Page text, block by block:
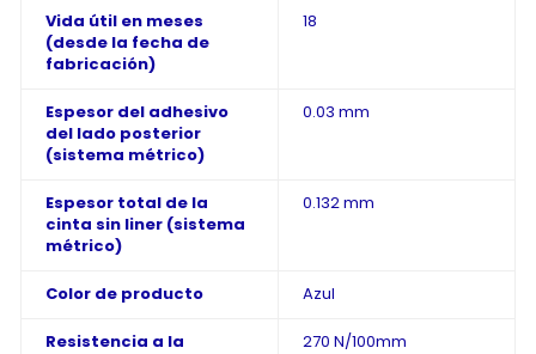
Vida útil en meses
(desde la fecha de
fabricación)
18
Espesor del adhesivo
del lado posterior
(sistema métrico)
0.03 mm
Espesor total de la
cinta sin liner (sistema
métrico)
0.132 mm
Color de producto Azul
Resistencia a la
270 N/100mm